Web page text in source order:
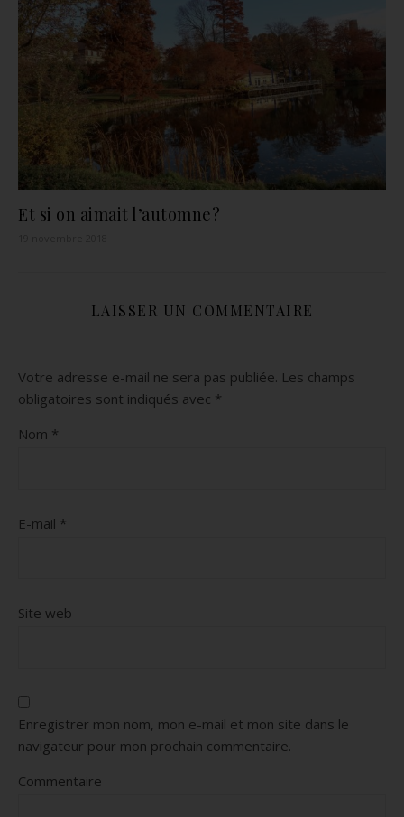
Et si on aimait l’automne?
LAISSER UN COMMENTAIRE
Votre adresse e-mail ne sera pas publiée. Les champs
obligatoires sont indiqués avec *
Nom *
E-mail *
Site web
Enregistrer mon nom, mon e-mail et mon site dans le
navigateur pour mon prochain commentaire.
Commentaire